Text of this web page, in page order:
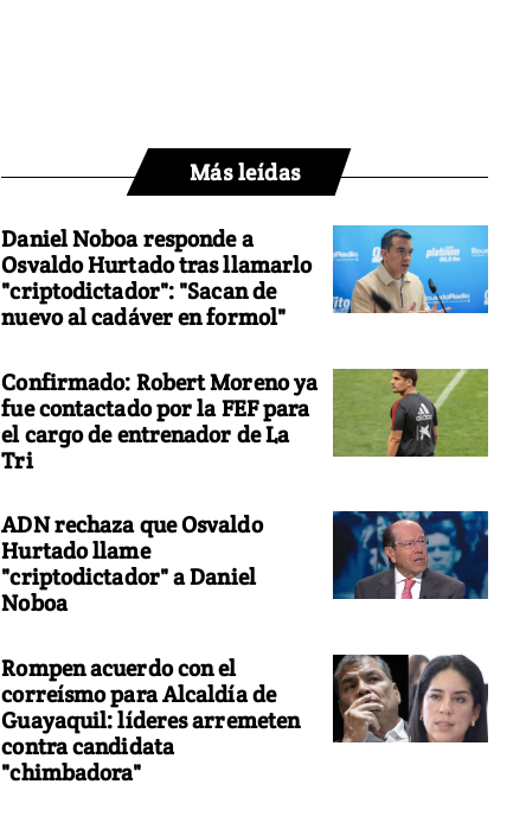
Más leídas
Daniel Noboa responde a
Osvaldo Hurtado tras llamarlo
"criptodictador": "Sacan de
nuevo al cadáver en formol"
Confirmado: Robert Moreno ya
fue contactado por la FEF para
el cargo de entrenador de La
Tri
ADN rechaza que Osvaldo
Hurtado llame
"criptodictador" a Daniel
Noboa
Rompen acuerdo con el
correísmo para Alcaldía de
Guayaquil: líderes arremeten
contra candidata
"chimbadora"